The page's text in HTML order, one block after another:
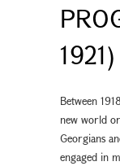
1921)
Between
new world
Georgians
engaged in